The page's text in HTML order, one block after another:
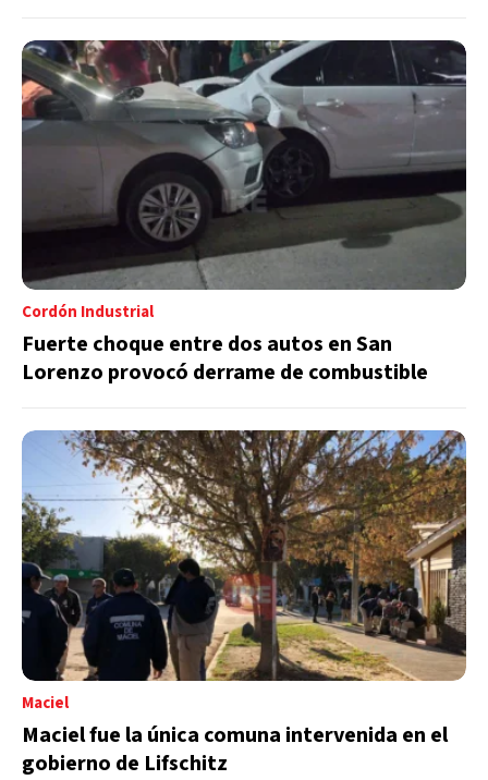
Cordón Industrial
Fuerte choque entre dos autos en San
Lorenzo provocó derrame de combustible
Maciel
Maciel fue la única comuna intervenida en el
gobierno de Lifschitz